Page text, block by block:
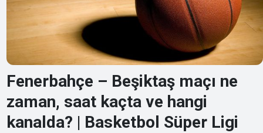
Fenerbahçe – Beşiktaş maçı ne
zaman, saat kaçta ve hangi
kanalda? | Basketbol Süper Ligi